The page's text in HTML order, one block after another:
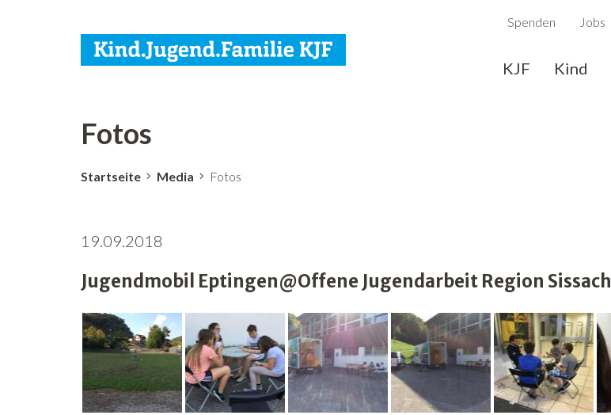
Spenden Jobs
KJF Kind
Fotos
Startseite Media Fotos
19.09.2018
Jugendmobil Eptingen@Offene Jugendarbeit Region Sissach